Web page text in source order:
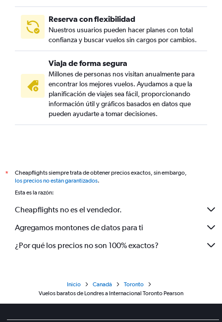
Reserva con flexibilidad
Nuestros usuarios pueden hacer planes con total
confianza y buscar vuelos sin cargos por cambios.
Viaja de forma segura
Millones de personas nos visitan anualmente para
encontrar los mejores vuelos. Ayudamos a que la
planificación de viajes sea fácil, proporcionando
información útil y gráficos basados en datos que
pueden ayudarte a tomar decisiones.
*
Cheapflights siempre trata de obtener precios exactos, sin embargo,
los precios no están garantizados.
Esta es la razón:
Cheapflights no es el vendedor.
Agregamos montones de datos para ti
¿Por qué los precios no son 100% exactos?
Inicio Canadá
Toronto
Vuelos baratos de Londres a Internacional Toronto Pearson